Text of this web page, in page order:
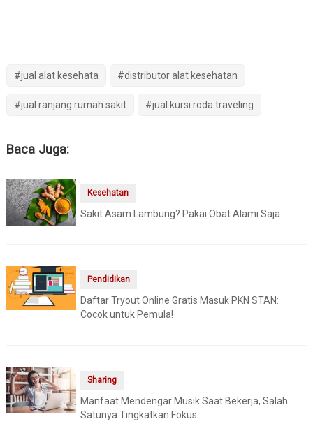
#jual alat kesehata #distributor alat kesehatan
#jual ranjang rumah sakit #jual kursi roda traveling
Baca Juga:
Kesehatan
Sakit Asam Lambung? Pakai Obat Alami Saja
Pendidikan
Daftar Tryout Online Gratis Masuk PKN STAN:
Cocok untuk Pemula!
Sharing
Manfaat Mendengar Musik Saat Bekerja, Salah
Satunya Tingkatkan Fokus